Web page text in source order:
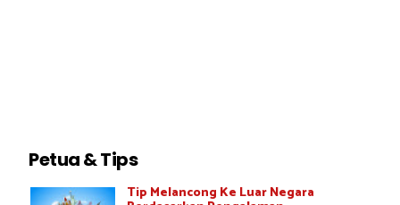
Petua & Tips
Tip Melancong Ke Luar Negara